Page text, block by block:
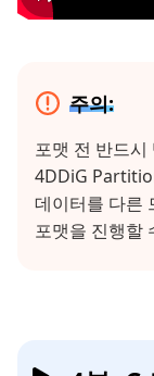
주의:
포맷 전 반드
4DDiG
데이터를 다른
포맷을 진행할